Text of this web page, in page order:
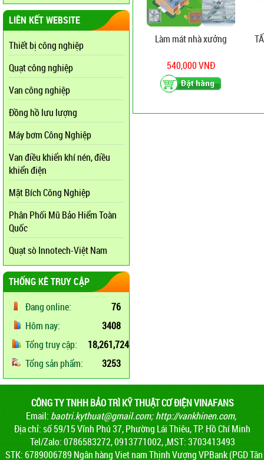
LIÊN KẾT WEBSITE
Thiết bị công nghiệp
Quạt công nghiệp
Van công nghiệp
Đồng hồ lưu lượng
Máy bơm Công Nghiệp
Van điều khiển khí nén, điều
khiển điện
Mặt Bích Công Nghiệp
Phân Phối Mũ Bảo Hiểm Toàn
Quốc
Quạt sò Innotech-Việt Nam
THỐNG KÊ TRUY CẬP
Đang online:
76
Hôm nay:
3408
Tổng truy cập:
18,261,724
Tổng sản phẩm:
3253
Làm mát nhà xưởng
540,000 VNĐ
CÔNG TY TNHH BẢO TRÌ KỸ THUẬT CƠ ĐIỆN VINAFANS
Email: baotri.kythuat@gmail.com;http://vankhinen.com,
Địa chỉ: số 59/15 Vĩnh Phú 37, Phường Lái Thiêu, TP. Hồ Chí Minh
Tel/Zalo: 0786583272, 0913771002, ,MST: 3703413493
STK: 6789006789 Ngân hàng Viet nam Thịnh Vượng VPBank (PGD Tân